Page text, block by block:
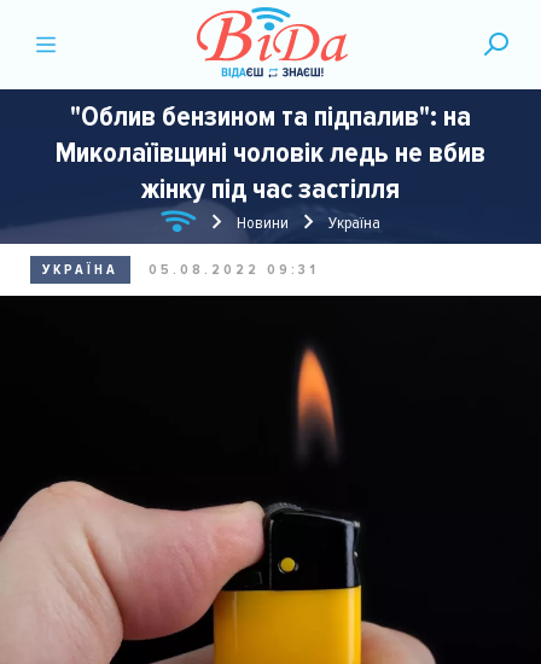
"Облив бензином та підпалив": на
Миколаїівщині чоловік ледь не вбив
жінку під час застілля
Новини Україна
УКРАЇНА 05.08.2022 09:31